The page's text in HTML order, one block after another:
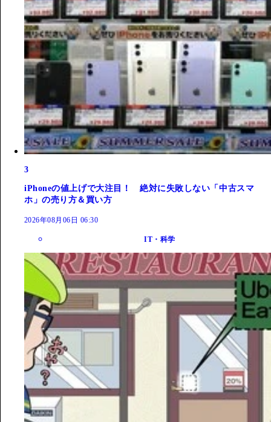
3
iPhoneの値上げで大注目！ 絶対に失敗しない「中古スマ
ホ」の売り方＆買い方
2026年08月06日 06:30
IT・科学